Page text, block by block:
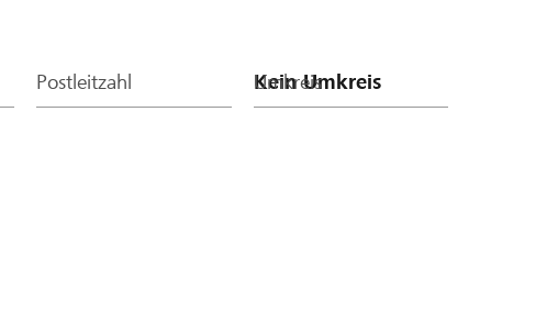
Postleitzahl Umkreis